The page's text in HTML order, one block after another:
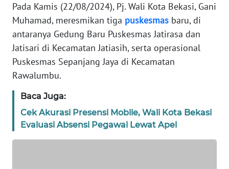
Pada Kamis (22/08/2024), Pj. Wali Kota Bekasi, Gani
Muhamad, meresmikan tiga puskesmas baru, di
antaranya Gedung Baru Puskesmas Jatirasa dan
Jatisari di Kecamatan Jatiasih, serta operasional
Puskesmas Sepanjang Jaya di Kecamatan
Rawalumbu.
Baca Juga:
Cek Akurasi Presensi Mobile, Wali Kota Bekasi
Evaluasi Absensi Pegawai Lewat Apel
DISCLAIMER
Wahana
News
Regional
WN
JAKARTA